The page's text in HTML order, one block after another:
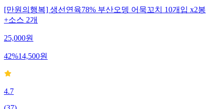
[만원의행복] 생선연육78% 부산오뎅 어묵꼬치 10개입 x2봉
+소스 2개
25,000원
42%14,500원
4.7